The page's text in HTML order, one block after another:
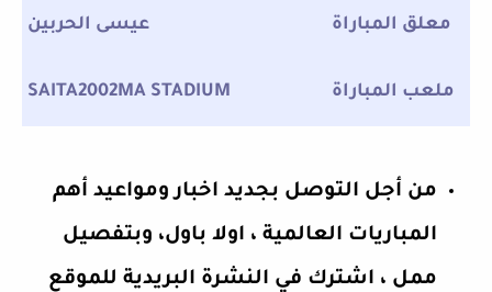
معلق المباراة عيسى الحربين
ملعب المباراة SAITA2002MA STADIUM
من أجل التوصل بجديد اخبار ومواعيد أهم
المباريات العالمية ، اولا باول، وبتفصيل
ممل ، اشترك في النشرة البريدية للموقع